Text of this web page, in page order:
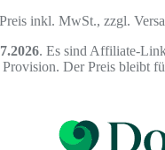
Preis inkl. MwSt., zzgl.
. Es sind Affiliate-
Der Preis bleibt